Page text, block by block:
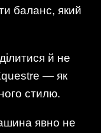
баланс, який
й не
— як
стилю.
явно не